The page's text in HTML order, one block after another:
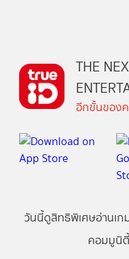
THE
อีกขั้นของ
วันนี้ดูสิทธิพิเศษอ่านเก
คอมมูนิตี้